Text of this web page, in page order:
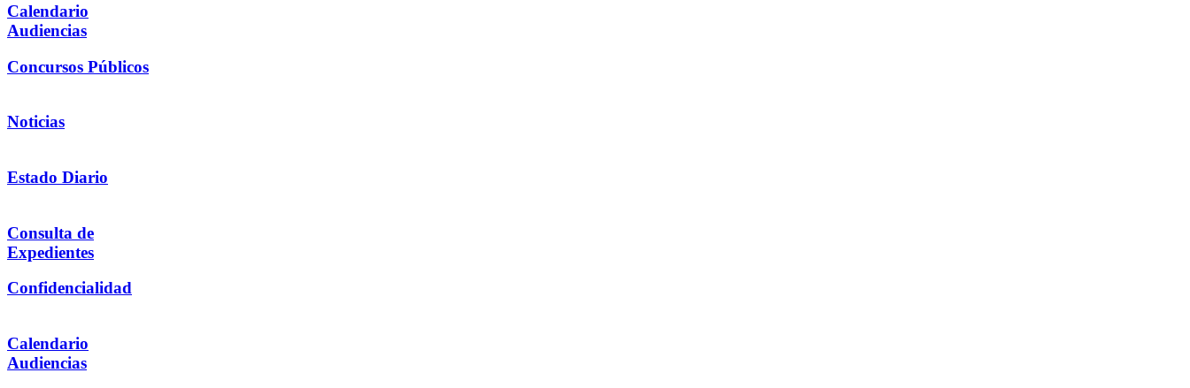
Calendario
Audiencias
Concursos Públicos
Noticias
Estado Diario
Consulta de
Expedientes
Confidencialidad
Calendario
Audiencias